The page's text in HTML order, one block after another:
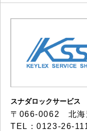
スナダロックサービス
〒066-0062 北海
TEL：0123-26-